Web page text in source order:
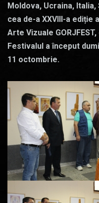
Moldova, Ucraina,
cea de-a XXVIII-a ediție
Arte Vizuale
Festivalul a început
11 octombrie.